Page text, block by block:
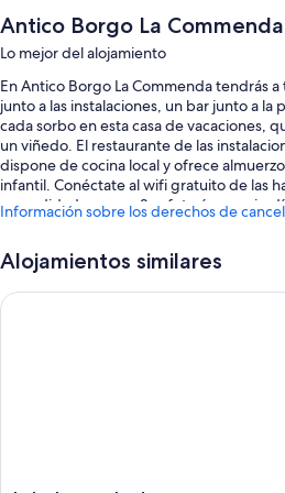
Antico Borgo La Commenda
Lo mejor del alojamiento
En Antico Borgo La Commenda tendrás
junto a las instalaciones, un bar junto a la
cada sorbo en esta casa de vacaciones,
un viñedo. El restaurante de las
dispone de cocina local y ofrece
infantil. Conéctate al wifi gratuito de las
comodidades como 2 cafeterías y un
Una piscina al aire libre de temporada
Información sobre los derechos de
Alojamientos similares
Lake Lovers Lodge